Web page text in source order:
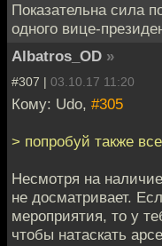
Показательна сила
одного вице-
Albatros_OD »
#307 | 03.10.17 11:20
Кому: Udo, #305
> попробуй также
Несмотря на
не досматривает.
мероприятия, то у
чтобы натаскать